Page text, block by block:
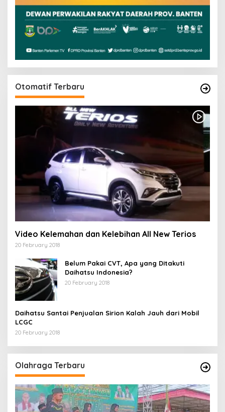
Otomatif Terbaru
Video Kelemahan dan Kelebihan All New Terios
20 February 2018
Belum Pakai CVT, Apa yang Ditakuti
Daihatsu Indonesia?
20 February 2018
Daihatsu Santai Penjualan Sirion Kalah Jauh dari Mobil
LCGC
20 February 2018
Olahraga Terbaru